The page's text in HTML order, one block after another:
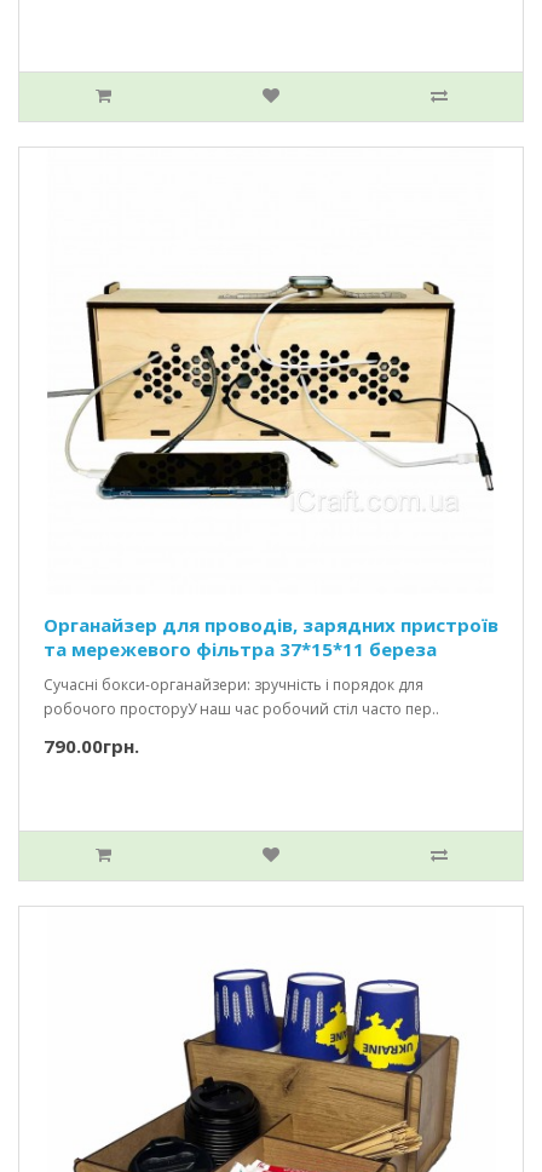
Органайзер для проводів, зарядних пристроїв
та мережевого фільтра 37*15*11 береза
Сучасні бокси-органайзери: зручність і порядок для
робочого просторуУ наш час робочий стіл часто пер..
790.00грн.